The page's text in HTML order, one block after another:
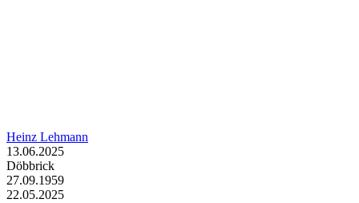
Heinz Lehmann
13.06.2025
Döbbrick
27.09.1959
22.05.2025